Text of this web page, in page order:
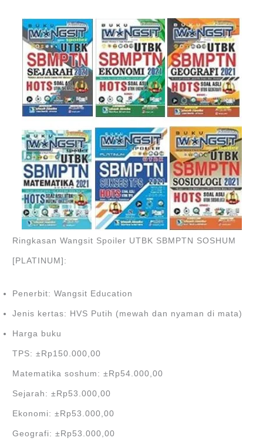
Ringkasan Wangsit Spoiler UTBK SBMPTN SOSHUM
[PLATINUM]:
Penerbit: Wangsit Education
Jenis kertas: HVS Putih (mewah dan nyaman di mata)
Harga buku
TPS: ±Rp150.000,00
Matematika soshum: ±Rp54.000,00
Sejarah: ±Rp53.000,00
Ekonomi: ±Rp53.000,00
Geografi: ±Rp53.000,00